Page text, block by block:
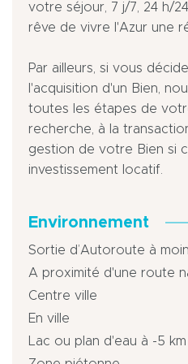
votre séjour, 7 j/7, 24 h/
rêve de vivre l'Azur une
Par ailleurs, si vous
l'acquisition d'un Bien,
toutes les étapes de
recherche, à la
gestion de votre Bien si
investissement locatif.
Environnement
Sortie d’Autoroute à
A proximité d'une route
Centre ville
En ville
Lac ou plan d'eau à -5 km